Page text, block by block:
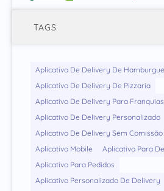
TAGS
Aplicativo De Delivery De
Aplicativo De Delivery De Pizzaria
Aplicativo De Delivery Para Franquias
Aplicativo De Delivery Personalizado
Aplicativo De Delivery Sem Comissão
Aplicativo Mobile
Aplicativo Para
Aplicativo Para Pedidos
Aplicativo Personalizado De Delivery